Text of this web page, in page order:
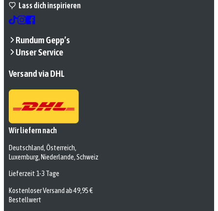
Lass dich inspirieren
Rundum Gepp’s
Unser Service
Versand via DHL
Wir liefern nach
Deutschland, Österreich,
Luxemburg, Niederlande, Schweiz
Lieferzeit 1-3 Tage
Kostenloser Versand ab 49,95 €
Bestellwert